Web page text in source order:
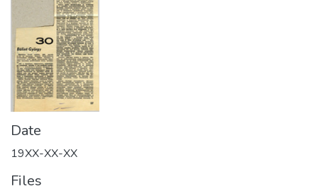
Date
19XX-XX-XX
Files